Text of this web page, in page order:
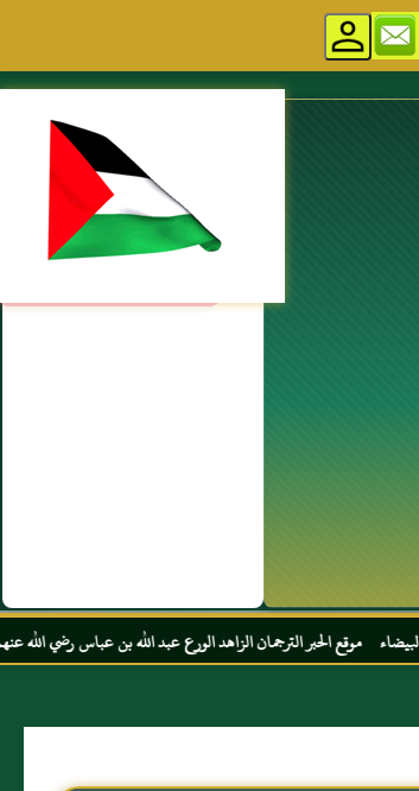
مواقع إسلامية
الزاهد الورع عبد الله بن عباس رضي الله عنهما